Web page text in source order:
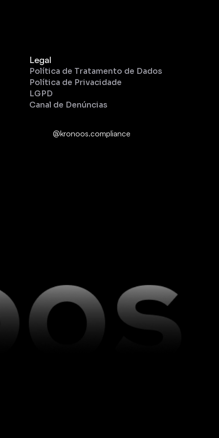
Legal
Política de Tratamento de Dados
Política de Privacidade
LGPD
Canal de Denúncias
@kronoos.compliance